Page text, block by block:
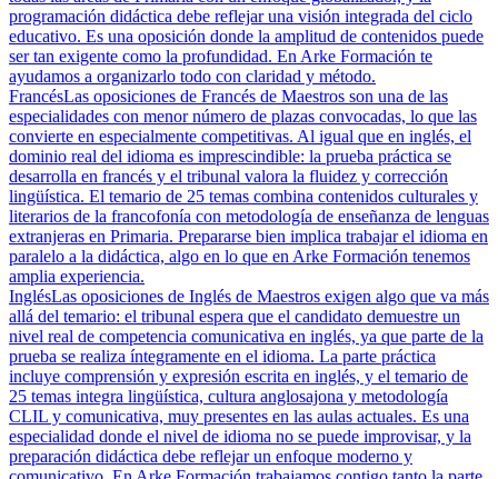
programación didáctica debe reflejar una visión integrada del ciclo
educativo. Es una oposición donde la amplitud de contenidos puede
ser tan exigente como la profundidad. En Arke Formación te
ayudamos a organizarlo todo con claridad y método.
FrancésLas oposiciones de Francés de Maestros son una de las
especialidades con menor número de plazas convocadas, lo que las
convierte en especialmente competitivas. Al igual que en inglés, el
dominio real del idioma es imprescindible: la prueba práctica se
desarrolla en francés y el tribunal valora la fluidez y corrección
lingüística. El temario de 25 temas combina contenidos culturales y
literarios de la francofonía con metodología de enseñanza de lenguas
extranjeras en Primaria. Prepararse bien implica trabajar el idioma en
paralelo a la didáctica, algo en lo que en Arke Formación tenemos
amplia experiencia.
InglésLas oposiciones de Inglés de Maestros exigen algo que va más
allá del temario: el tribunal espera que el candidato demuestre un
nivel real de competencia comunicativa en inglés, ya que parte de la
prueba se realiza íntegramente en el idioma. La parte práctica
incluye comprensión y expresión escrita en inglés, y el temario de
25 temas integra lingüística, cultura anglosajona y metodología
CLIL y comunicativa, muy presentes en las aulas actuales. Es una
especialidad donde el nivel de idioma no se puede improvisar, y la
preparación didáctica debe reflejar un enfoque moderno y